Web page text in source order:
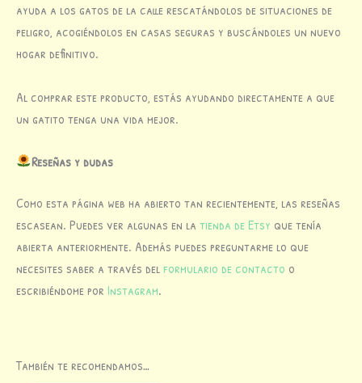
ayuda a los gatos de la calle rescatándolos de situaciones de
peligro, acogiéndolos en casas seguras y buscándoles un nuevo
hogar definitivo.
Al comprar este producto, estás ayudando directamente a que
un gatito tenga una vida mejor.
Reseñas y dudas
Como esta página web ha abierto tan recientemente, las reseñas
escasean. Puedes ver algunas en la tienda de Etsy que tenía
abierta anteriormente. Además puedes preguntarme lo que
necesites saber a través delformulario de contacto o
escribiéndome por Instagram.
También te recomendamos…